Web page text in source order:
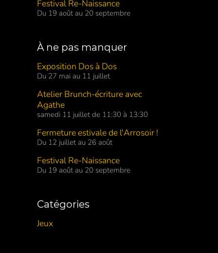
Festival Re-Naissance
Du 19 août au 20 septembre
À ne pas manquer
Exposition Dos à Dos
Du 27 mai au 11 juillet
Atelier Brunch-écriture avec
Agathe
samedi 11 juillet de 11:30 à 13:30
Fermeture estivale de l'Arrosoir !
Du 12 juillet au 26 août
Festival Re-Naissance
Du 19 août au 20 septembre
Catégories
Jeux